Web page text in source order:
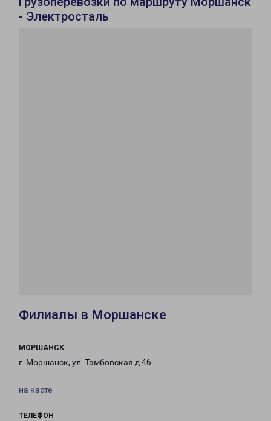
- Электросталь
Филиалы в Моршанске
МОРШАНСК
г. Моршанск, ул. Тамбовская д.46
на карте
ТЕЛЕФОН